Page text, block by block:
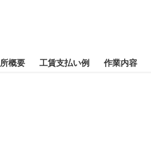
概要 工賃支払い例 作業内容